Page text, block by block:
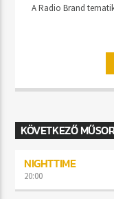
A Radio Brand
KÖVETKEZŐ
NIGHTTIME
20:00